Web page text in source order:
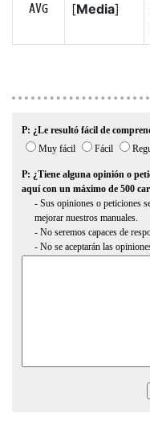
T [Media]